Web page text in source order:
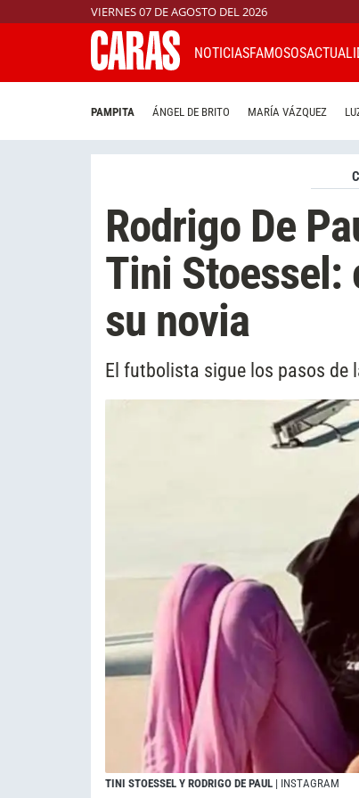
VIERNES 07 DE AGOSTO DEL 2026
NOTICIASFAMOSOS
PAMPITA ÁNGEL DE BRITO MARÍA VÁZQUEZ
Rodrigo De
Tini Stoessel:
su novia
El futbolista sigue los pasos de
TINI STOESSEL Y RODRIGO DE PAUL | INSTAGRAM